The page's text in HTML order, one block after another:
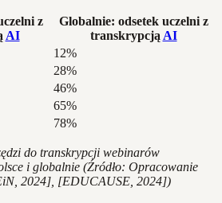
z
AI
Globalnie: odsetek uczelni z
transkrypcją AI
12%
28%
46%
65%
78%
do transkrypcji webinarów
i globalnie (Źródło: Opracowanie
2024], [EDUCAUSE, 2024])